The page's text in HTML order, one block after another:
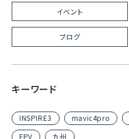
イベント
ブログ
キーワード
INSPIRE3 mavic4pro
FPV
九州